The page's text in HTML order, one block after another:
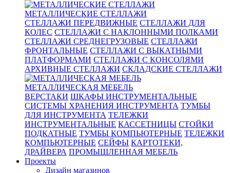
МЕТАЛЛИЧЕСКИЕ СТЕЛЛАЖИ
СТЕЛЛАЖИ ПЕРЕДВИЖНЫЕ СТЕЛЛАЖИ ДЛЯ
КОЛЕС СТЕЛЛАЖИ С НАКЛОННЫМИ ПОЛКАМИ
СТЕЛЛАЖИ СРЕДНЕГРУЗОВЫЕ СТЕЛЛАЖИ
ФРОНТАЛЬНЫЕ СТЕЛЛАЖИ С ВЫКАТНЫМИ
ПЛАТФОРМАМИ СТЕЛЛАЖИ С КОНСОЛЯМИ
АРХИВНЫЕ СТЕЛЛАЖИ СКЛАДСКИЕ СТЕЛЛАЖИ
МЕТАЛЛИЧЕСКАЯ МЕБЕЛЬ
ВЕРСТАКИ ШКАФЫ ИНСТРУМЕНТАЛЬНЫЕ
СИСТЕМЫ ХРАНЕНИЯ ИНСТРУМЕНТА ТУМБЫ
ДЛЯ ИНСТРУМЕНТА ТЕЛЕЖКИ
ИНСТРУМЕНТАЛЬНЫЕ КАССЕТНИЦЫ СТОЙКИ
ПОДКАТНЫЕ ТУМБЫ КОМПЬЮТЕРНЫЕ ТЕЛЕЖКИ
КОМПЬЮТЕРНЫЕ СЕЙФЫ КАРТОТЕКИ,
ДРАЙВЕРА ПРОМЫШЛЕННАЯ МЕБЕЛЬ
Проекты
Дизайн магазинов